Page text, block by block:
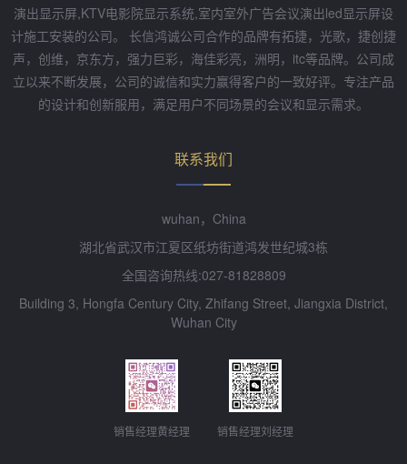
演出显示屏,KTV电影院显示系统,室内室外广告会议演出led显示屏设
计施工安装的公司。 长信鸿诚公司合作的品牌有拓捷，光歌，捷创捷
声，创维，京东方，强力巨彩，海佳彩亮，洲明，itc等品牌。公司成
立以来不断发展，公司的诚信和实力赢得客户的一致好评。专注产品
的设计和创新服用，满足用户不同场景的会议和显示需求。
联系我们
wuhan，China
湖北省武汉市江夏区纸坊街道鸿发世纪城3栋
全国咨询热线:027-81828809
Building 3, Hongfa Century City, Zhifang Street, Jiangxia District,
Wuhan City
销售经理黄经理 销售经理刘经理